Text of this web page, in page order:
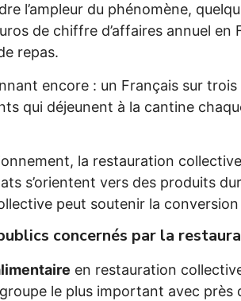
l’ampleur du phénomène,
de chiffre d’affaires annuel
repas.
encore : un Français sur
qui déjeunent à la cantine
la restauration
s’orientent vers des produits
peut soutenir la
concernés par la
en restauration
le plus important avec près